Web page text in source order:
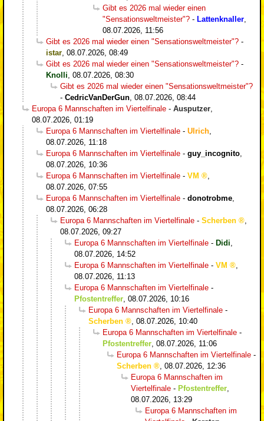
Gibt es 2026 mal wieder einen
"Sensationsweltmeister"? - Lattenknaller
08.07.2026, 11:56
Gibt es 2026 mal wieder einen "Sensationsweltmeister"? -
istar 08.07.2026, 08:49
Gibt es 2026 mal wieder einen "Sensationsweltmeister"? -
Knolli 08.07.2026, 08:30
Gibt es 2026 mal wieder einen "Sensationsweltmeister"?
- CedricVanDerGun 08.07.2026, 08:44
Europa 6 Mannschaften im Viertelfinale - Ausputzer
08.07.2026, 01:19
Europa 6 Mannschaften im Viertelfinale - Ulrich
08.07.2026, 11:18
Europa 6 Mannschaften im Viertelfinale - guy_incognito
08.07.2026, 10:36
Europa 6 Mannschaften im Viertelfinale - VM
08.07.2026, 07:55
Europa 6 Mannschaften im Viertelfinale - donotrobme
08.07.2026, 06:28
Europa 6 Mannschaften im Viertelfinale - Scherben
08.07.2026, 09:27
Europa 6 Mannschaften im Viertelfinale - Didi
08.07.2026, 14:52
Europa 6 Mannschaften im Viertelfinale - VM
08.07.2026, 11:13
Europa 6 Mannschaften im Viertelfinale -
Pfostentreffer 08.07.2026, 10:16
Europa 6 Mannschaften im Viertelfinale -
Scherben
08.07.2026, 10:40
Europa 6 Mannschaften im Viertelfinale -
Pfostentreffer 08.07.2026, 11:06
Europa 6 Mannschaften im Viertelfinale -
Scherben
08.07.2026, 12:36
Europa 6 Mannschaften im
Viertelfinale - Pfostentreffer
08.07.2026, 13:29
Europa 6 Mannschaften im